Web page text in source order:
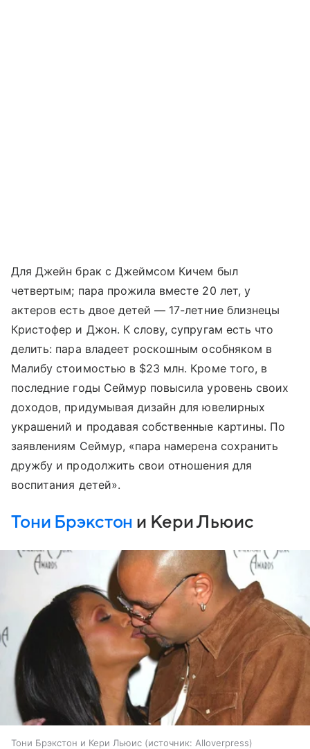
Для Джейн брак с Джеймсом Кичем был
четвертым; пара прожила вместе 20 лет, у
актеров есть двое детей — 17-летние близнецы
Кристофер и Джон. К слову, супругам есть что
делить: пара владеет роскошным особняком в
Малибу стоимостью в $23 млн. Кроме того, в
последние годы Сеймур повысила уровень своих
доходов, придумывая дизайн для ювелирных
украшений и продавая собственные картины. По
заявлениям Сеймур, «пара намерена сохранить
дружбу и продолжить свои отношения для
воспитания детей».
Тони Брэкстон и Кери Льюис
Тони Брэкстон и Кери Льюис источник: Alloverpress